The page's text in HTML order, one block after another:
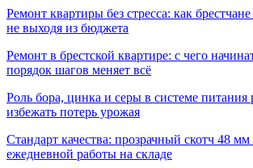
Ремонт квартиры без стресса: как
не выходя из бюджета
Ремонт в брестской квартире: с чего
порядок шагов меняет всё
Роль бора, цинка и серы в системе питания
избежать потерь урожая
Стандарт качества: прозрачный скотч 48
ежедневной работы на складе